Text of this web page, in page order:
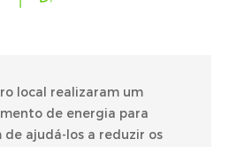
local realizaram um
de energia para
de ajudá-los a reduzir os